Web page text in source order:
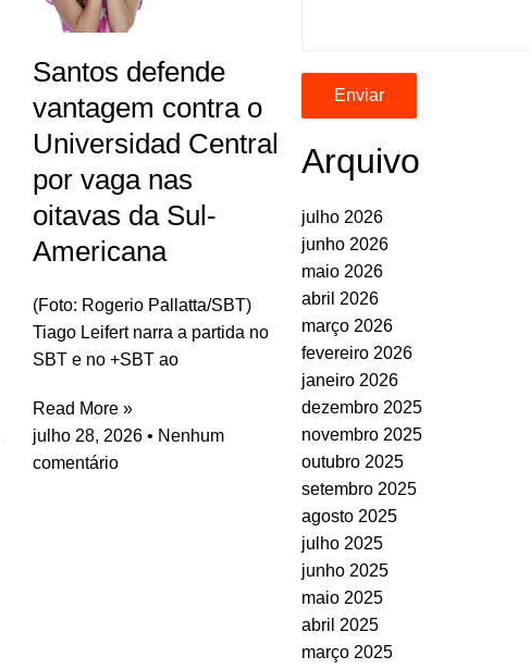
Santos defende
vantagem contra o
Universidad Central
por vaga nas
oitavas da Sul-
Americana
(Foto: Rogerio Pallatta/SBT)
Tiago Leifert narra a partida no
SBT e no +SBT ao
Read More »
julho 28, 2026
Nenhum
comentário
Arquivo
julho 2026
junho 2026
maio 2026
abril 2026
março 2026
fevereiro 2026
janeiro 2026
dezembro 2025
novembro 2025
outubro 2025
setembro 2025
agosto 2025
julho 2025
junho 2025
maio 2025
abril 2025
março 2025